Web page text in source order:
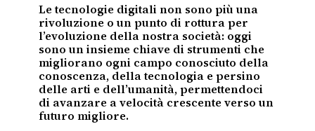
Le tecnologie digitali non sono più una
rivoluzione o un punto di rottura per
l’evoluzione della nostra società: oggi
sono un insieme chiave di strumenti che
migliorano ogni campo conosciuto della
conoscenza, della tecnologia e persino
delle arti e dell’umanità, permettendoci
di avanzare a velocità crescente verso un
futuro migliore.